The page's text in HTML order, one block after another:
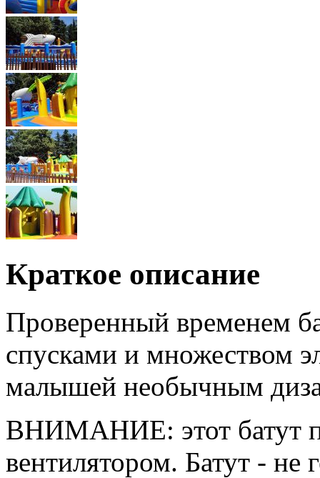
Краткое описание
Проверенный временем
спусками и множеством
малышей необычным
ВНИМАНИЕ: этот батут
вентилятором. Батут - не